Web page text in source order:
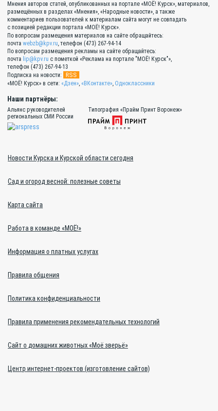
Мнения авторов статей, опубликованных на портале «МОЁ! Курск», материалов,
размещённых в разделах «Мнения», «Народные новости», а также
комментариев пользователей к материалам сайта могут не совпадать
с позицией редакции портала «МОЁ! Курск».
По вопросам размещения материалов на сайте обращайтесь:
почта webzb@kpv.ru, телефон (473) 267-94-14
По вопросам размещения рекламы на сайте обращайтесь:
почта lip@kpv.ru с пометкой «Реклама на портале "МОЁ! Курск"»,
телефон (473) 267-94-13
Подписка на новости:
RSS
«МОЁ! Курск» в сети: «Дзен», «ВКонтакте», Одноклассники
Наши партнёры:
Альянс руководителей
региональных СМИ России
Типография «Прайм Принт Воронеж»
Новости Курска и Курской области сегодня
Сад и огород весной: полезные советы
Карта сайта
Работа в команде «МОЁ!»
Информация о платных услугах
Правила общения
Политика конфиденциальности
Правила применения рекомендательных технологий
Сайт о домашних животных «Моё зверьё»
Центр интернет-проектов (изготовление сайтов)